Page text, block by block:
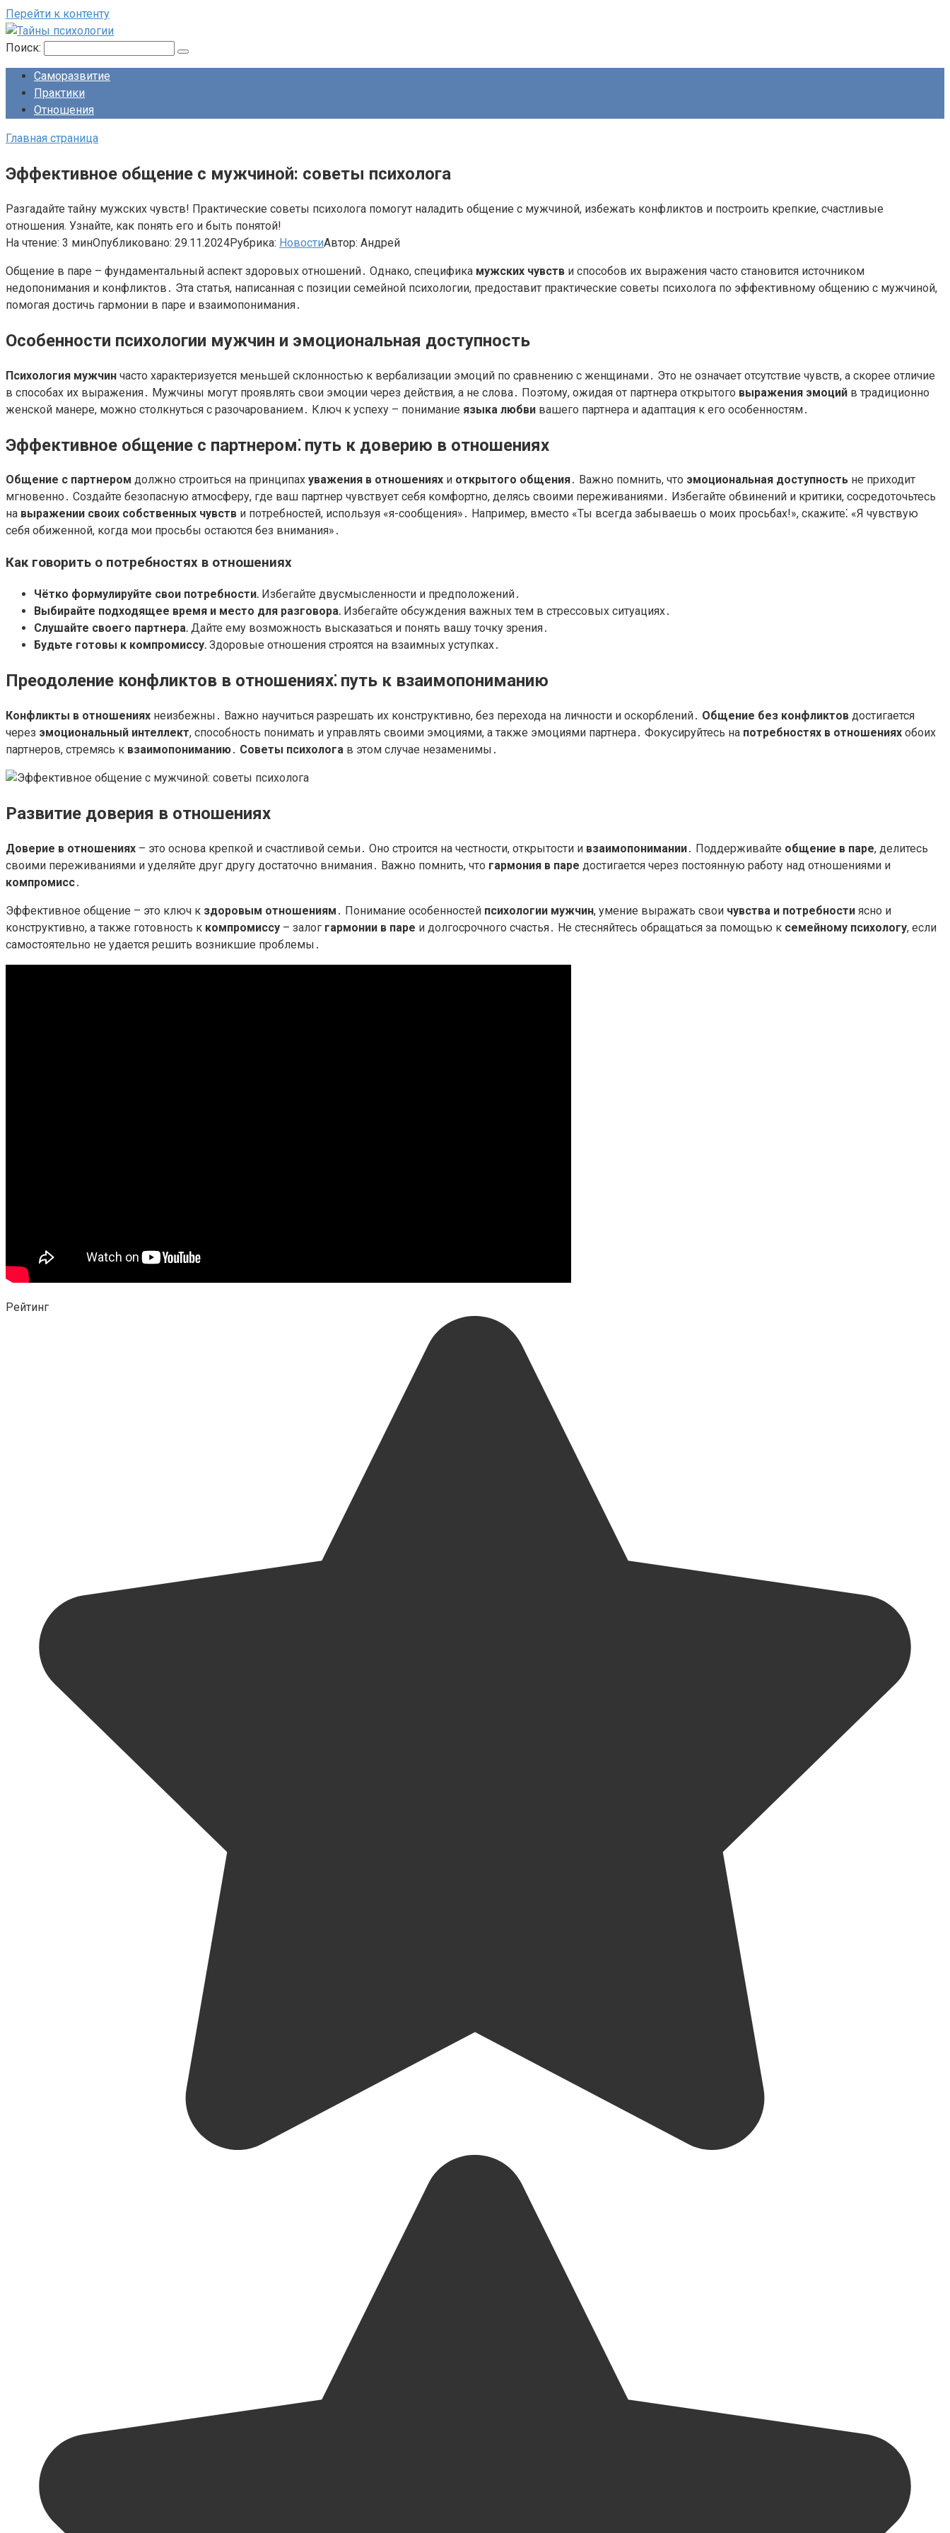
Перейти к контенту
Поиск:
Саморазвитие
Практики
Отношения
Главная страница
Эффективное общение с мужчиной: советы психолога
Разгадайте тайну мужских чувств! Практические советы психолога помогут наладить общение с мужчиной, избежать конфликтов и построить крепкие, счастливые
отношения. Узнайте, как понять его и быть понятой!
На чтение: 3 минОпубликовано: 29.11.2024Рубрика: НовостиАвтор: Андрей
Общение в паре – фундаментальный аспект здоровых отношений․ Однако, специфика мужских чувств и способов их выражения часто становится источником
недопонимания и конфликтов․ Эта статья, написанная с позиции семейной психологии, предоставит практические советы психолога по эффективному общению с мужчиной,
помогая достичь гармонии в паре и взаимопонимания․
Особенности психологии мужчин и эмоциональная доступность
Психология мужчин часто характеризуется меньшей склонностью к вербализации эмоций по сравнению с женщинами․ Это не означает отсутствие чувств, а скорее отличие
в способах их выражения․ Мужчины могут проявлять свои эмоции через действия, а не слова․ Поэтому, ожидая от партнера открытого выражения эмоций в традиционно
женской манере, можно столкнуться с разочарованием․ Ключ к успеху – понимание языка любви вашего партнера и адаптация к его особенностям․
Эффективное общение с партнером⁚ путь к доверию в отношениях
Общение с партнером должно строиться на принципах уважения в отношениях и открытого общения․ Важно помнить, что эмоциональная доступность не приходит
мгновенно․ Создайте безопасную атмосферу, где ваш партнер чувствует себя комфортно, делясь своими переживаниями․ Избегайте обвинений и критики, сосредоточьтесь
на выражении своих собственных чувств и потребностей, используя «я-сообщения»․ Например, вместо «Ты всегда забываешь о моих просьбах!», скажите⁚ «Я чувствую
себя обиженной, когда мои просьбы остаются без внимания»․
Как говорить о потребностях в отношениях
Чётко формулируйте свои потребности․ Избегайте двусмысленности и предположений․
Выбирайте подходящее время и место для разговора․ Избегайте обсуждения важных тем в стрессовых ситуациях․
Слушайте своего партнера․ Дайте ему возможность высказаться и понять вашу точку зрения․
Будьте готовы к компромиссу․ Здоровые отношения строятся на взаимных уступках․
Преодоление конфликтов в отношениях⁚ путь к взаимопониманию
Конфликты в отношениях неизбежны․ Важно научиться разрешать их конструктивно, без перехода на личности и оскорблений․ Общение без конфликтов достигается
через эмоциональный интеллект, способность понимать и управлять своими эмоциями, а также эмоциями партнера․ Фокусируйтесь на потребностях в отношениях обоих
партнеров, стремясь к взаимопониманию․ Советы психолога в этом случае незаменимы․
Развитие доверия в отношениях
Доверие в отношениях – это основа крепкой и счастливой семьи․ Оно строится на честности, открытости и взаимопонимании․ Поддерживайте общение в паре, делитесь
своими переживаниями и уделяйте друг другу достаточно внимания․ Важно помнить, что гармония в паре достигается через постоянную работу над отношениями и
компромисс․
Эффективное общение – это ключ к здоровым отношениям ․ Понимание особенностей психологии мужчин, умение выражать свои чувства и потребности ясно и
конструктивно, а также готовность к компромиссу – залог гармонии в паре и долгосрочного счастья․ Не стесняйтесь обращаться за помощью к семейному психологу, если
самостоятельно не удается решить возникшие проблемы․
Рейтинг